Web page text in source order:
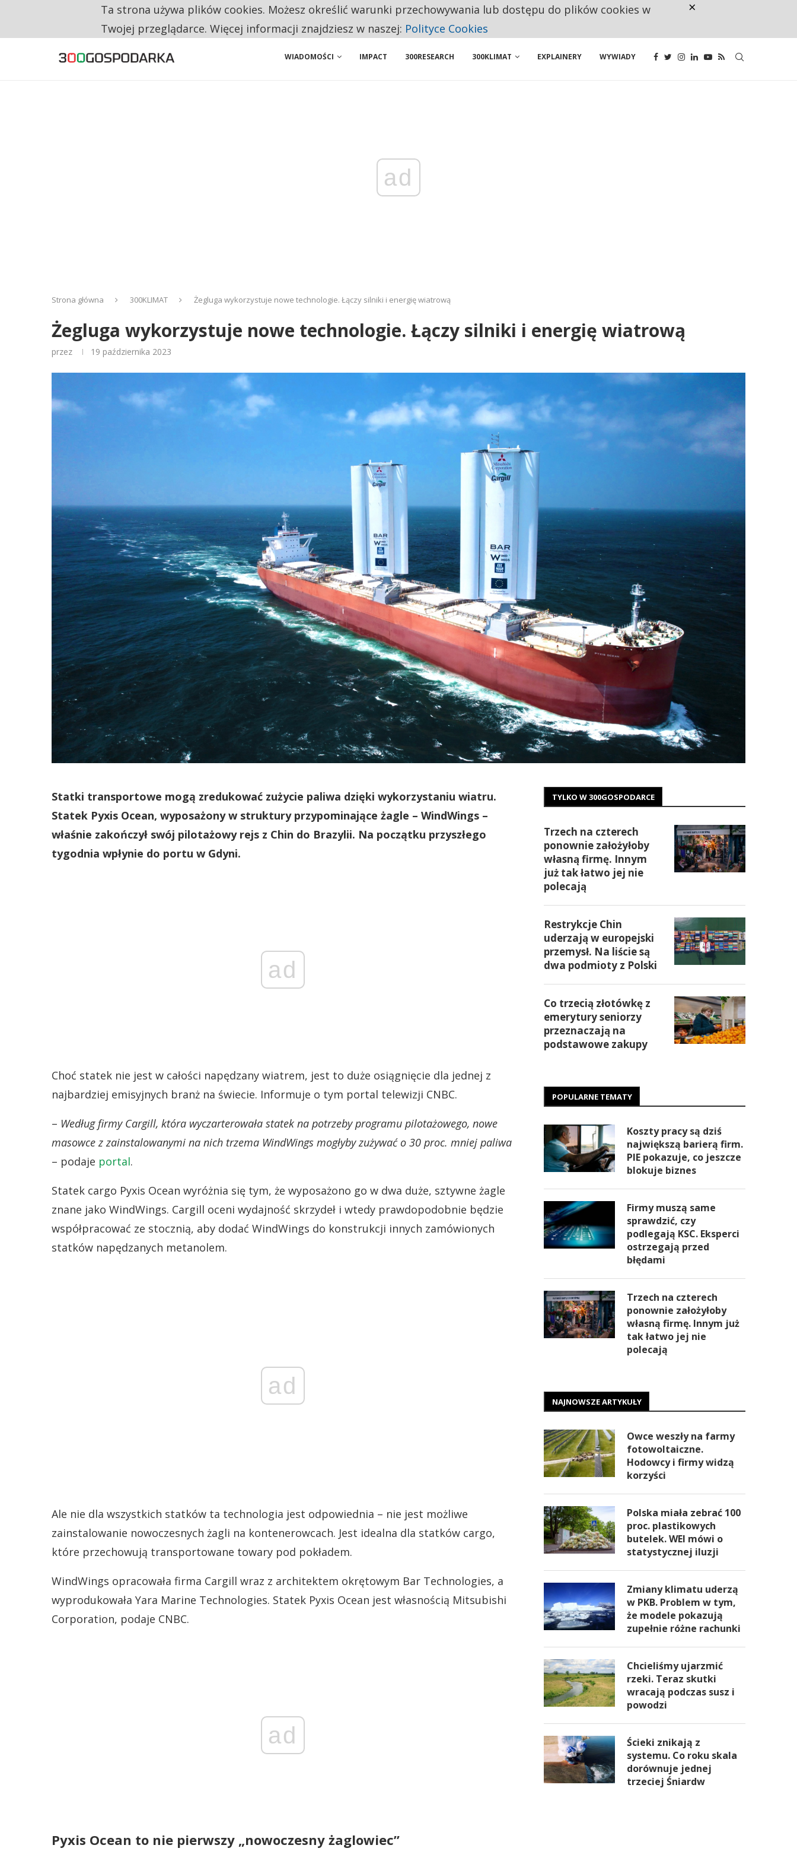
CO TRZECIĄ ZŁOTÓWKĘ Z EMERYTURY SENIORZY PRZEZNACZAJĄ NA PODSTAWOWE ZAKUPY
WIADOMOŚCI IMPACT 300RESEARCH 300KLIMAT EXPLAINERY WYWIADY
ad
Strona główna 300KLIMAT Żegluga wykorzystuje nowe technologie. Łączy silniki i energię wiatrową
Żegluga wykorzystuje nowe technologie. Łączy silniki i energię wiatrową
przez 19 października 2023
Statki transportowe mogą zredukować zużycie paliwa dzięki wykorzystaniu wiatru.
Statek Pyxis Ocean, wyposażony w struktury przypominające żagle – WindWings –
właśnie zakończył swój pilotażowy rejs z Chin do Brazylii. Na początku przyszłego
tygodnia wpłynie do portu w Gdyni.
ad
Choć statek nie jest w całości napędzany wiatrem, jest to duże osiągnięcie dla jednej z
najbardziej emisyjnych branż na świecie. Informuje o tym portal telewizji CNBC.
– Według firmy Cargill, która wyczarterowała statek na potrzeby programu pilotażowego, nowe
masowce z zainstalowanymi na nich trzema WindWings mogłyby zużywać o 30 proc. mniej paliwa
– podaje portal.
Statek cargo Pyxis Ocean wyróżnia się tym, że wyposażono go w dwa duże, sztywne żagle
znane jako WindWings. Cargill oceni wydajność skrzydeł i wtedy prawdopodobnie będzie
współpracować ze stocznią, aby dodać WindWings do konstrukcji innych zamówionych
statków napędzanych metanolem.
ad
Ale nie dla wszystkich statków ta technologia jest odpowiednia – nie jest możliwe
zainstalowanie nowoczesnych żagli na kontenerowcach. Jest idealna dla statków cargo,
które przechowują transportowane towary pod pokładem.
WindWings opracowała firma Cargill wraz z architektem okrętowym Bar Technologies, a
wyprodukowała Yara Marine Technologies. Statek Pyxis Ocean jest własnością Mitsubishi
Corporation, podaje CNBC.
ad
Pyxis Ocean to nie pierwszy „nowoczesny żaglowiec”
TYLKO W 300GOSPODARCE
Trzech na czterech
ponownie założyłoby
własną firmę. Innym
już tak łatwo jej nie
polecają
Restrykcje Chin
uderzają w europejski
przemysł. Na liście są
dwa podmioty z Polski
Co trzecią złotówkę z
emerytury seniorzy
przeznaczają na
podstawowe zakupy
POPULARNE TEMATY
Koszty pracy są dziś
największą barierą firm.
PIE pokazuje, co jeszcze
blokuje biznes
Firmy muszą same
sprawdzić, czy
podlegają KSC. Eksperci
ostrzegają przed
błędami
Trzech na czterech
ponownie założyłoby
własną firmę. Innym już
tak łatwo jej nie
polecają
NAJNOWSZE ARTYKUŁY
Owce weszły na farmy
fotowoltaiczne.
Hodowcy i firmy widzą
korzyści
Polska miała zebrać 100
proc. plastikowych
butelek. WEI mówi o
statystycznej iluzji
Zmiany klimatu uderzą
w PKB. Problem w tym,
że modele pokazują
zupełnie różne rachunki
Chcieliśmy ujarzmić
rzeki. Teraz skutki
wracają podczas susz i
powodzi
Ścieki znikają z
systemu. Co roku skala
dorównuje jednej
trzeciej Śniardw
Ta strona używa plików cookies. Możesz określić warunki przechowywania lub dostępu do plików cookies w
Twojej przeglądarce. Więcej informacji znajdziesz w naszej: Polityce Cookies
×